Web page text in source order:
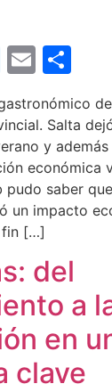
Twitter
Email
Salta
y
económica
pudo saber
un impacto
fin […]
del
a
en
clave